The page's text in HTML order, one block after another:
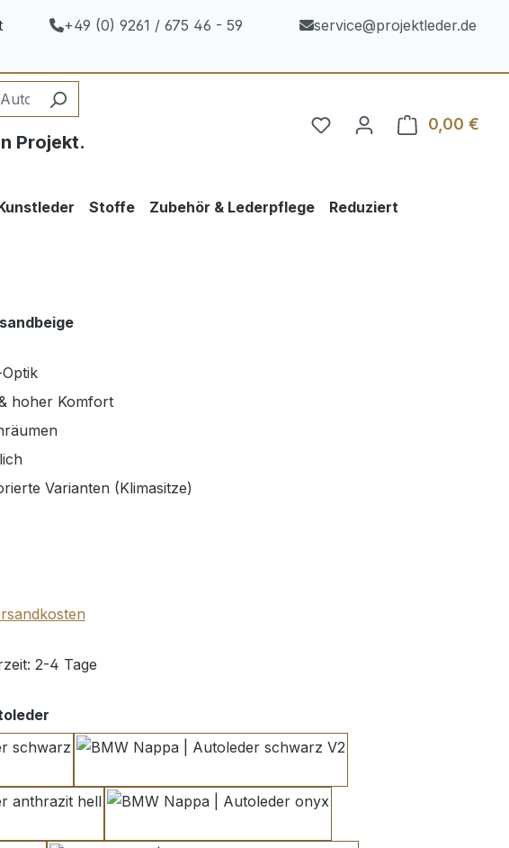
+49 (0) 9261 / 675 46 - 59 service@projektleder.de
Projekt.
0,00 €
Stoffe Zubehör & Lederpflege Reduziert
hoher Komfort
Varianten (Klimasitze)
2-4 Tage